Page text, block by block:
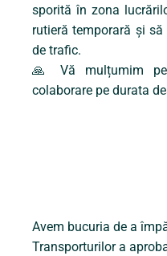
sporită în zona
rutieră temporară și
de trafic.
🙏 Vă mulțumim
colaborare pe durata
Avem bucuria de a
Transporturilor a